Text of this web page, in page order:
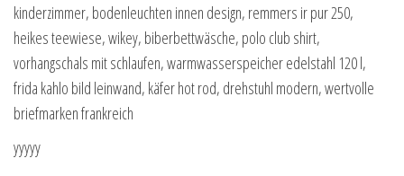
kinderzimmer, bodenleuchten innen design, remmers ir pur 250,
heikes teewiese, wikey, biberbettwäsche, polo club shirt,
vorhangschals mit schlaufen, warmwasserspeicher edelstahl 120 l,
frida kahlo bild leinwand, käfer hot rod, drehstuhl modern, wertvolle
briefmarken frankreich
yyyyy